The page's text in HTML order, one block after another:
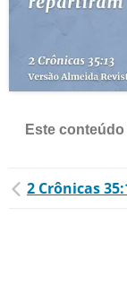
Este
2 Crônicas